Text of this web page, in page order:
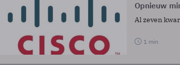
Opnieuw
Al zeven
1 min